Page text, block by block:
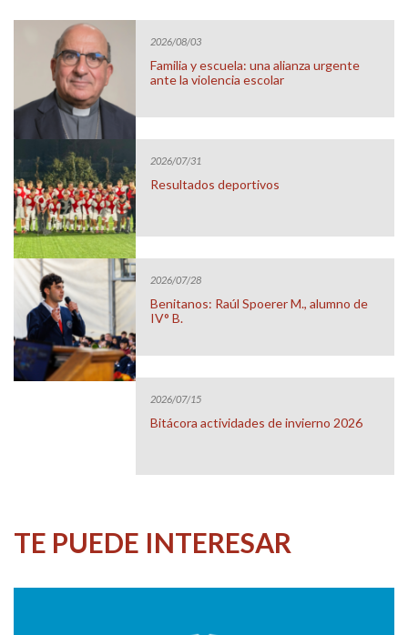
2026/08/03
Familia y escuela: una alianza urgente
ante la violencia escolar
2026/07/31
Resultados deportivos
2026/07/28
Benitanos: Raúl Spoerer M., alumno de
IV° B.
2026/07/15
Bitácora actividades de invierno 2026
TE PUEDE INTERESAR